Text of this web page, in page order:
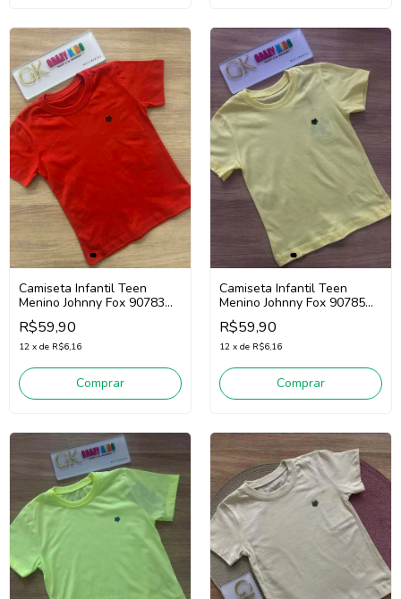
Camiseta Infantil Teen
Menino Johnny Fox 90783
(Vermelho)
R$59,90
12 x de R$6,16
Comprar
Camiseta Infantil Teen
Menino Johnny Fox 90785
(Amarelo Claro)
R$59,90
12 x de R$6,16
Comprar